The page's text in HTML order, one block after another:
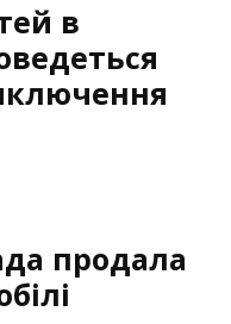
в
продала